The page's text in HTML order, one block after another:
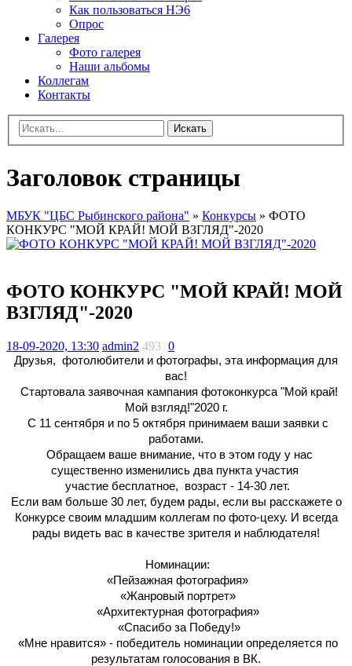
Как пользоваться НЭ6
Опрос
Галерея
Фото галерея
Наши альбомы
Коллегам
Контакты
Искать
Заголовок страницы
МБУК "ЦБС Рыбинского района" » Конкурсы » ФОТО
КОНКУРС "МОЙ КРАЙ! МОЙ ВЗГЛЯД"-2020
ФОТО КОНКУРС "МОЙ КРАЙ! МОЙ
ВЗГЛЯД"-2020
18-09-2020, 13:30 admin2 493 0
Друзья, фотолюбители и фотографы, эта информация для
вас!
Стартовала заявочная кампания фотоконкурса "Мой край!
Мой взгляд!"2020 г.
С 11 сентября и по 5 октября принимаем ваши заявки с
работами.
Обращаем ваше внимание, что в этом году у нас
существенно изменились два пункта участия
участие бесплатное, возраст - 14-30 лет.
Если вам больше 30 лет, будем рады, если вы расскажете о
Конкурсе своим младшим коллегам по фото-цеху. И всегда
рады видеть вас в качестве зрителя и наблюдателя!
Номинации:
«Пейзажная фотография»
«Жанровый портрет»
«Архитектурная фотография»
«Спасибо за Победу!»
«Мне нравится» - победитель номинации определяется по
результатам голосования в ВК.